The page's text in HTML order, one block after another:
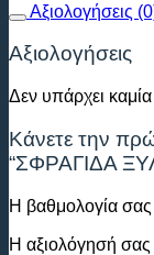
Αξιολογήσεις
Αξιολογήσεις
Δεν υπάρχει
Κάνετε την
“ΣΦΡΑΓΙΔΑ
Η βαθμολογία σας
Η αξιολόγησή σας